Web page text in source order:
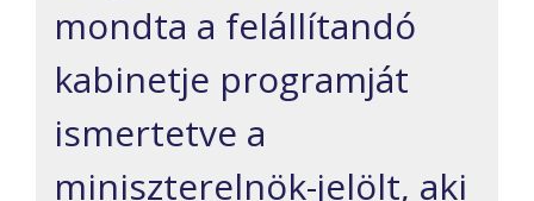
mondta a felállítandó
kabinetje programját
ismertetve a
miniszterelnök-jelölt, aki